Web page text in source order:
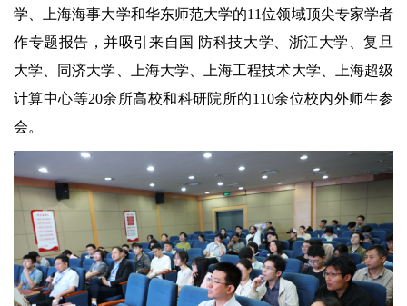
学、上海海事大学和华东师范大学的11位领域顶尖专家学者
作专题报告，并吸引来自国 防科技大学、浙江大学、复旦
大学、同济大学、上海大学、上海工程技术大学、上海超级
计算中心等20余所高校和科研院所的110余位校内外师生参
会。